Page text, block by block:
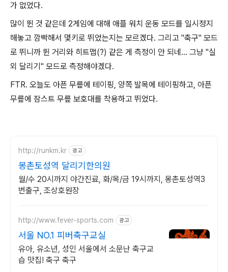
가 없었다.
많이 뛴 것 같은데 2게임에 대해 애플 워치 운동 모드를 일시정지
해놓고 깜빡해서 몇키로 뛰었는지는 모르겠다. 그리고 "축구" 모드
로 뛰니까 뛴 거리와 히트맵(?) 같은 게 측정이 안 되네... 그냥 "실
외 달리기" 모드로 측정해야겠다.
FTR. 오늘도 아픈 무릎에 테이핑, 양쪽 발목에 테이핑하고, 아픈
무릎에 잠스트 무릎 보호대를 착용하고 뛰었다.
http://runkm.kr 광고
몽촌토성역 달리기한의원
월/수 20시까지 야간진료, 화/목/금 19시까지, 몽촌토성역3
번출구, 조상호원장
http://www.fever-sports.com 광고
서울 NO.1 피버축구교실
유아, 유소년, 성인 서울에서 소문난 축구교
습 맛집! 축구 축구